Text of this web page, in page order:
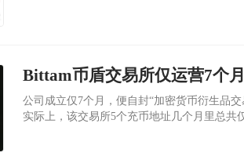
2027年1月31日正式停止平台运营。 这两家
公司成立仅7个月，便自封“加密货币衍生品交
实际上，该交易所5个充币地址几个月里总共
录。 Bittam无监管、玩套路，正如用户评价